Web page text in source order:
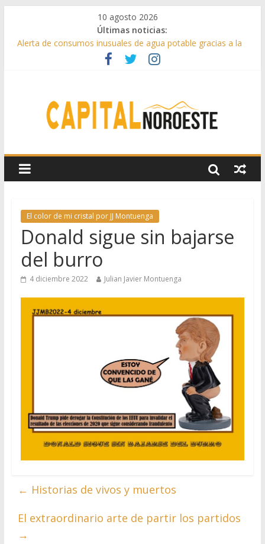
10 agosto 2026
Últimas noticias:
Alerta de consumos inusuales de agua potable gracias a la
telelectura de Canal de Isabel II
Francisco Garcinuño rescata la historia taurina de Casavieja
patronales de Pozuelo
El Festival Escenas de Verano llega al ecuador de su VII
beneficios fiscales en 2025
El color de mi cristal por JJ Montuenga
Donald sigue sin bajarse
del burro
4 diciembre 2022 Julian Javier Montuenga
← Historias de vivos y muertos
El extraordinario arte de partir los partidos
→